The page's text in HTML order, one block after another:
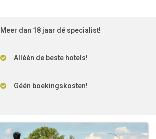
Meer dan 18 jaar dé specialist!
Alléén de beste hotels!
Géén boekingskosten!